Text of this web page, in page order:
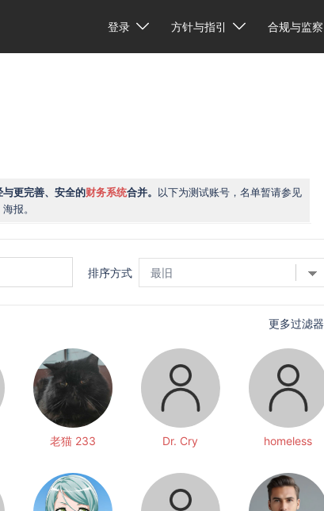
登录 方针与指引 合规与监察
更完善、安全的财务系统合并。 以下为测试账号，名单暂请参见
海报。
排序方式
更多过滤器
老猫 233 Dr. Cry homeless